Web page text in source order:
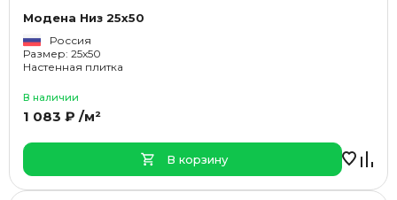
Модена Низ 25x50
Россия
Размер: 25x50
Настенная плитка
В наличии
1 083 ₽ /м²
В корзину